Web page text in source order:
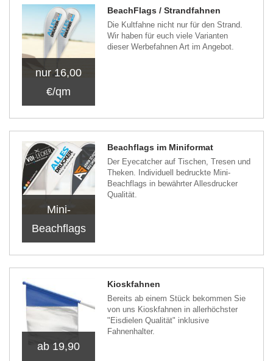
nur 16,00
€/qm
BeachFlags / Strandfahnen
Die Kultfahne nicht nur für den Strand.
Wir haben für euch viele Varianten
dieser Werbefahnen Art im Angebot.
Mini-
Beachflags
Beachflags im Miniformat
Der Eyecatcher auf Tischen, Tresen und
Theken. Individuell bedruckte Mini-
Beachflags in bewährter Allesdrucker
Qualität.
ab 19,90
Kioskfahnen
Bereits ab einem Stück bekommen Sie
von uns Kioskfahnen in allerhöchster
"Eisdielen Qualität" inklusive
Fahnenhalter.